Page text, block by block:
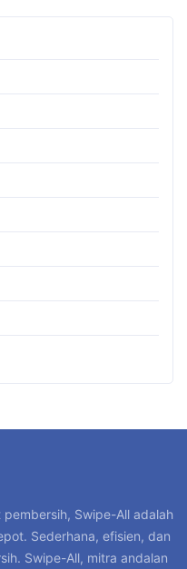
pembersih, Swipe-All adalah
Sederhana, efisien, dan
Swipe-All, mitra andalan